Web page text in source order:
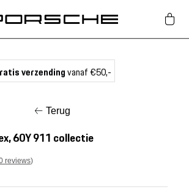
verzendingvanaf €50,-
Terug
60Y 911 collectie
reviews)